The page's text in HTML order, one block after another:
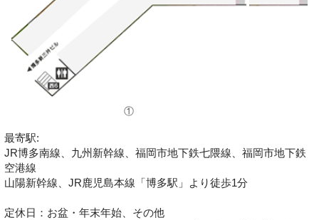
①
最寄駅:
JR博多南線、九州新幹線、福岡市地下鉄七隈線、福岡市地下鉄
空港線
山陽新幹線、JR鹿児島本線「博多駅」より徒歩1分
定休日：お盆・年末年始、その他